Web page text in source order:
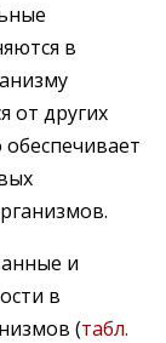
в
от других
и
в
(табл.